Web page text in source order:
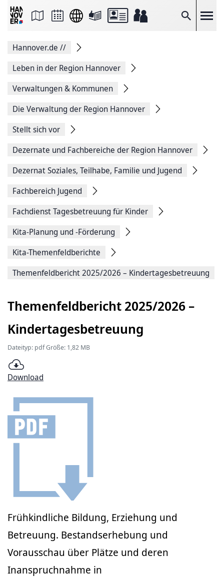
Suche
Seite
Facebook
teilen
Seitenlink
Seite
Hannover.de //
Leben in der Region Hannover
Verwaltungen & Kommunen
Die Verwaltung der Region Hannover
Stellt sich vor
Dezernate und Fachbereiche der Region Hannover
Dezernat Soziales, Teilhabe, Familie und Jugend
Fachbereich Jugend
Fachdienst Tagesbetreuung für Kinder
Kita-Planung und -Förderung
Kita-Themenfeldberichte
Themenfeldbericht 2025/2026 – Kindertagesbetreuung
Themenfeldbericht 2025/2026 –
Kindertagesbetreuung
Dateityp: pdf Größe: 1,82 MB
Download
Frühkindliche Bildung, Erziehung und
Betreuung. Bestandserhebung und
Vorausschau über Plätze und deren
Inanspruchnahme in